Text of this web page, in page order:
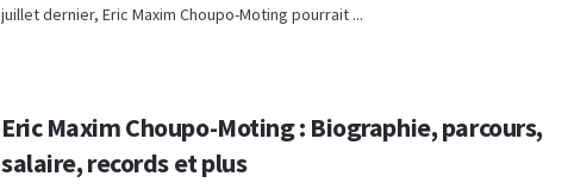
juillet dernier, Eric Maxim Choupo-Moting pourrait ...
Eric Maxim Choupo-Moting : Biographie, parcours,
salaire, records et plus